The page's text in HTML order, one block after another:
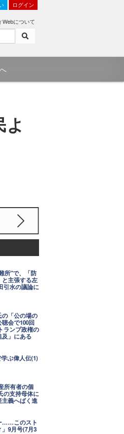
ログイン
Webについて
所"で、「防
主張する左
引水の議論に
の「公の場の
会で100回
ランプ政権の
」にある
学ぶ偉人伝(1)
所有者の個
の支持母体に
義へばく進
……このスト
9月号(7月3